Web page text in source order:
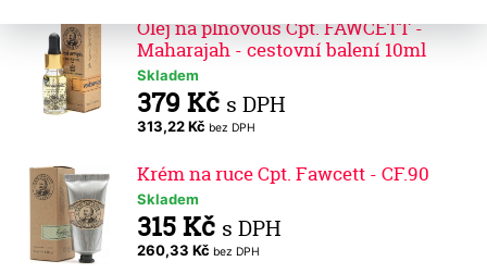
Olej na plnovous Cpt. FAWCETT -
Maharajah - cestovní balení 10ml
Skladem
379 Kč s DPH
313,22 Kč bez DPH
Krém na ruce Cpt. Fawcett - CF.90
Skladem
315 Kč s DPH
260,33 Kč bez DPH